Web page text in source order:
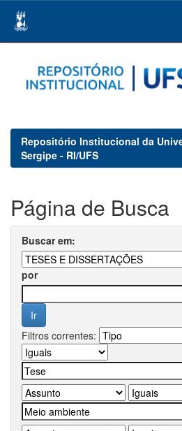
navigation
Repositório Institucional da
Sergipe - RI/UFS
Página de Busca
Buscar em:
por
Filtros correntes: